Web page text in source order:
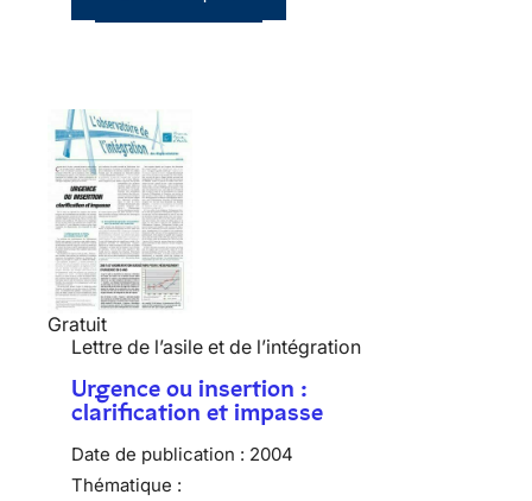
Gratuit
Lettre de l’asile et de l’intégration
Urgence ou insertion :
clarification et impasse
Date de publication : 2004
Thématique :